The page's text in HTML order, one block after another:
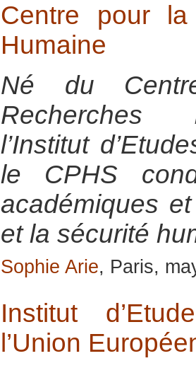
Centre pour
Humaine
Né du
Recherches
l’Institut
le CPHS
académiques
et la sécurité
Sophie Arie, Paris,
Institut
l’Union